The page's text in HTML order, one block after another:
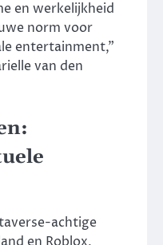
en werkelijkheid
norm voor
entertainment,”
van den
achtige